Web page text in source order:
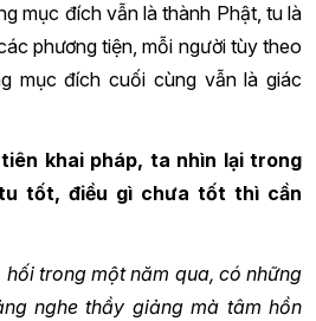
mục đích vẫn là thành Phật, tu là
phương tiện, mỗi người tùy theo
mục đích cuối cùng vẫn là giác
khai pháp, ta nhìn lại trong
tốt, điều gì chưa tốt thì cần
trong một năm qua, có những
nghe thầy giảng mà tâm hồn